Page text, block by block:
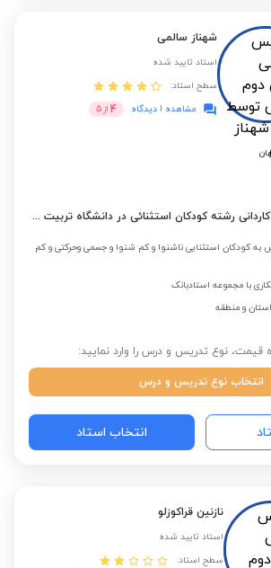
شهناز سالمی
استاد تایید شده
سطح استاد:
مشاهده 1 دیدگاه
4 از 5
افتخار تحصیلی: کاردانی رشته کودکان استثنائی در دانشگاه تربیت مدرس شهید باهنر تهران
تدریس به کودکان استثنایی ناشنوا و کم شنوا و جسمی وحرکتی و کم
با مجموعه استادبانک
و منطقه
قیمت، نوع تدریس و درس را وارد نمایید:
انتخاب نوع تدریس و درس
انتخاب استاد
نازنین قراکوزلو
استاد تایید شده
سطح استاد: